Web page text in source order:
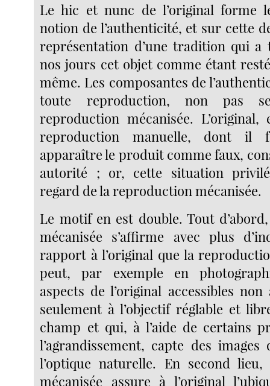
Le hic et nunc de l’original forme
notion de l’authenticité, et sur cette
représentation d’une tradition qui a
nos jours cet objet comme étant
même. Les composantes de
toute reproduction, non pas
reproduction mécanisée.
reproduction manuelle, dont il
apparaître le produit comme faux,
autorité ; or, cette situation
regard de la reproduction mécanisée.
Le motif en est double. Tout
mécanisée s’affirme avec plus
rapport à l’original que la
peut, par exemple en
aspects de l’original accessibles
seulement à l’objectif réglable et
champ et qui, à l’aide de certains
l’agrandissement, capte des
l’optique naturelle. En second
mécanisée assure à l’original